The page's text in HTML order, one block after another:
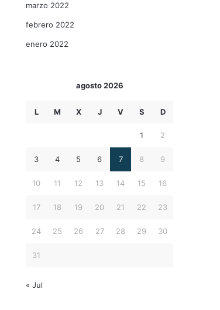
marzo 2022
febrero 2022
enero 2022
agosto 2026
L M X J V S D
1 2
3 4 5 6 7 8 9
10 11 12 13 14 15 16
17 18 19 20 21 22 23
24 25 26 27 28 29 30
31
« Jul